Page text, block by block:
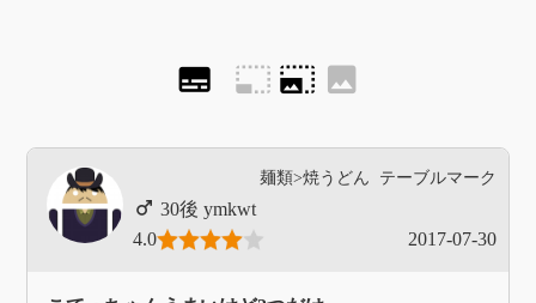
subtitles photo_size_select_small photo_size_select_large image
麺類>焼うどん テーブルマーク
ymkwt
4.0
2017-07-30